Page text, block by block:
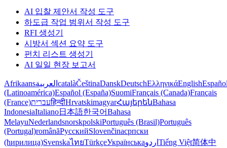
AI 입찰 제안서 작성 도구
하도급 작업 범위서 작성 도구
RFI 생성기
시방서 섹션 요약 도구
펀치 리스트 생성기
AI 일일 현장 보고서
Afrikaansالعربية catalàČeštinaDanskDeutschΕλληνικάEnglish
(Latinoamérica)Español (España)SuomiFrançais (Canada)Français
(France)עבריתहिन्दीHrvatskimagyarՀայերենBahasa
IndonesiaItaliano日本語한국어Bahasa
MelayuNederlandsnorskpolskiPortuguês (Brasil)Português
(Portugal)românăРусскийSlovenčinaсрпски
(ћирилица)SvenskaไทยTürkçeУкраїнськаاردو Tiếng Việt简体中